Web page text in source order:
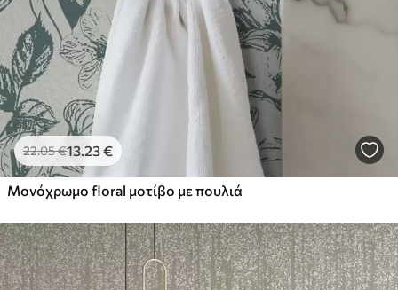
22.05€13.23€
Μονόχρωμο floral μοτίβο με πουλιά